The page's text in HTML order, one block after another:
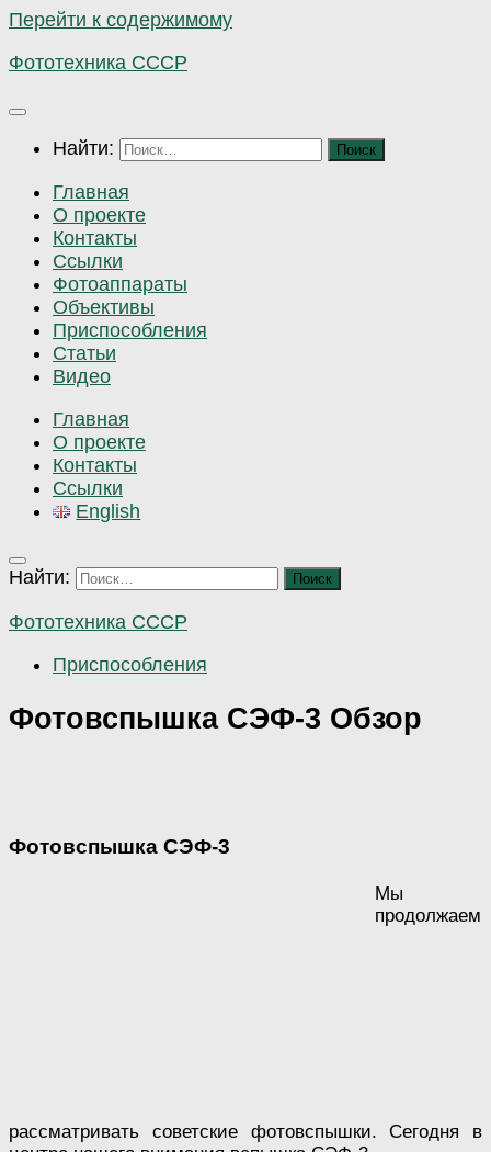
Перейти к содержимому
Фототехника СССР
Найти:
Главная
О проекте
Контакты
Ссылки
Фотоаппараты
Объективы
Приспособления
Статьи
Видео
Главная
О проекте
Контакты
Ссылки
English
Найти:
Фототехника СССР
Приспособления
Фотовспышка СЭФ-3 Обзор
Фотовспышка СЭФ-3
Мы
продолжаем
рассматривать советские фотовспышки. Сегодня в